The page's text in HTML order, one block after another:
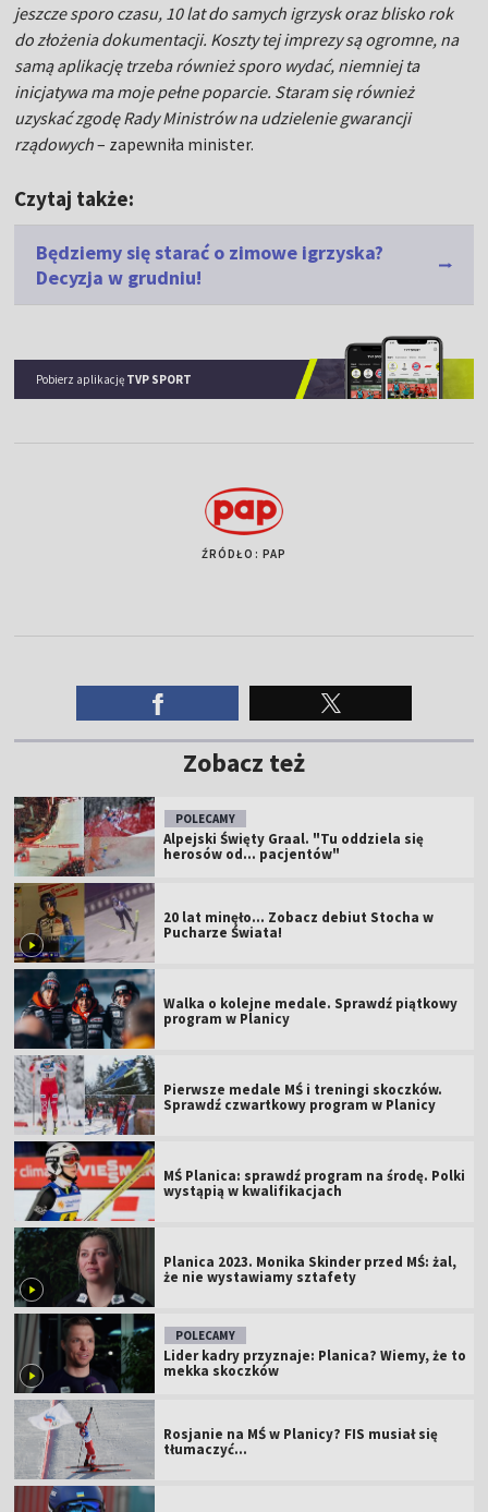
jeszcze sporo czasu, 10 lat do samych igrzysk oraz blisko rok
do złożenia dokumentacji. Koszty tej imprezy są ogromne, na
samą aplikację trzeba również sporo wydać, niemniej ta
inicjatywa ma moje pełne poparcie. Staram się również
uzyskać zgodę Rady Ministrów na udzielenie gwarancji
rządowych– zapewniła minister.
Czytaj także:
Będziemy się starać o zimowe igrzyska?
Decyzja w grudniu!
Pobierz aplikację TVP SPORT
ŹRÓDŁO: PAP
Zobacz też
POLECAMY
Alpejski Święty Graal. "Tu oddziela się
herosów od... pacjentów"
20 lat minęło... Zobacz debiut Stocha w
Pucharze Świata!
Walka o kolejne medale. Sprawdź piątkowy
program w Planicy
Pierwsze medale MŚ i treningi skoczków.
Sprawdź czwartkowy program w Planicy
MŚ Planica: sprawdź program na środę. Polki
wystąpią w kwalifikacjach
Planica 2023. Monika Skinder przed MŚ: żal,
że nie wystawiamy sztafety
POLECAMY
Lider kadry przyznaje: Planica? Wiemy, że to
mekka skoczków
Rosjanie na MŚ w Planicy? FIS musiał się
tłumaczyć...